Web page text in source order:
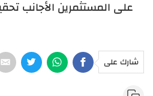
على المستثمرين الأجانب
شارك على